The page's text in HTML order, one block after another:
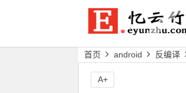
首页 android 反编译
A+